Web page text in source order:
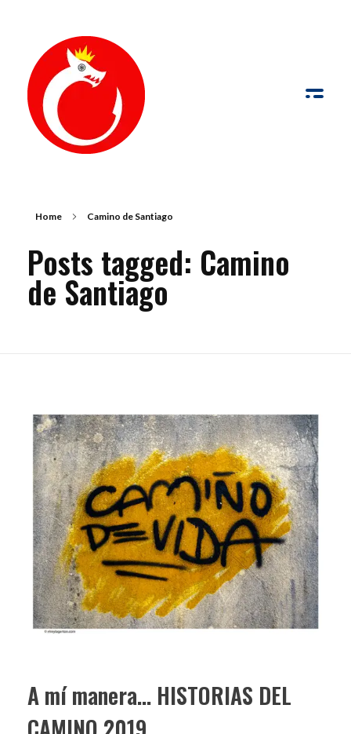
Home Camino de Santiago
Posts tagged: Camino
de Santiago
A mí manera… HISTORIAS DEL